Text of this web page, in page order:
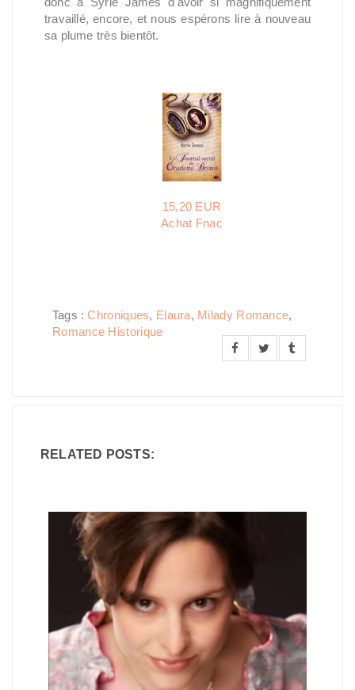
travaillé, encore, et nous espérons lire à nouveau
sa plume très bientôt.
15,20 EUR
Achat Fnac
Tags :Chroniques, Elaura, Milady Romance,
Romance Historique
RELATED POSTS: